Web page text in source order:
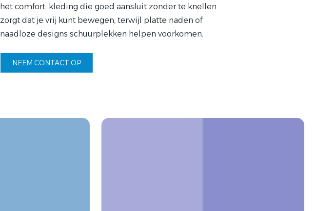
het comfort: kleding die goed aansluit zonder te knellen
zorgt dat je vrij kunt bewegen, terwijl platte naden of
naadloze designs schuurplekken helpen voorkomen.
NEEM CONTACT OP